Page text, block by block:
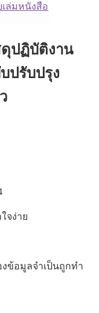
เล่มหนังสือ
ปฏิบัติงาน
ปรับปรุง
จง่าย
งข้อมูลจำเป็นถูกทำ